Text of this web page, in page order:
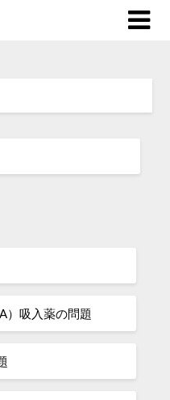
）吸入薬の問題